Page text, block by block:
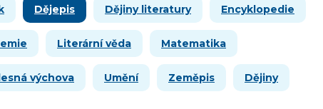
Dějepis Dějiny literatury Encyklopedie
Literární věda Matematika
výchova Umění Zeměpis Dějiny